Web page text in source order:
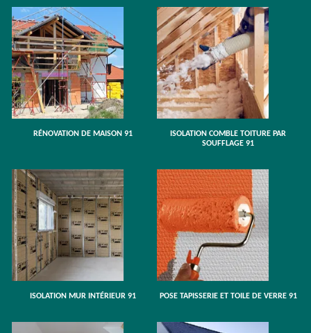
RÉNOVATION DE MAISON 91
ISOLATION COMBLE TOITURE PAR
SOUFFLAGE 91
ISOLATION MUR INTÉRIEUR 91 POSE TAPISSERIE ET TOILE DE VERRE 91